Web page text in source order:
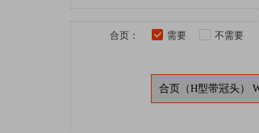
合页： 需要 不需要